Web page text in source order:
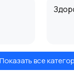
Показать все